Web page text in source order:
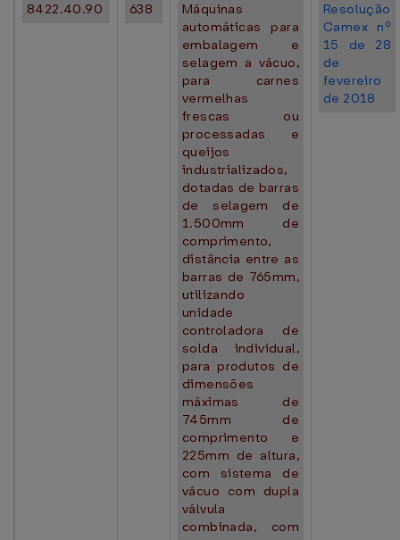
8422.40.90 638
Máquinas
automáticas para
embalagem e
selagem a vácuo,
para carnes
vermelhas
frescas ou
processadas e
queijos
industrializados,
dotadas de barras
de selagem de
1.500mm de
comprimento,
distância entre as
barras de 765mm,
utilizando
unidade
controladora de
solda individual,
para produtos de
dimensões
máximas de
745mm de
comprimento e
225mm de altura,
com sistema de
vácuo com dupla
válvula
combinada, com
Resolução
Camex nº
15 de 28
de
fevereiro
de 2018